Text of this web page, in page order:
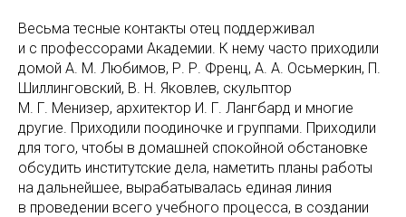
Весьма тесные контакты отец поддерживал
и с профессорами Академии. К нему часто приходили
домой А. М. Любимов, Р. Р. Френц, А. А. Осьмеркин, П.
Шиллинговский, В. Н. Яковлев, скульптор
М. Г. Менизер, архитектор И. Г. Лангбард и многие
другие. Приходили поодиночке и группами. Приходили
для того, чтобы в домашней спокойной обстановке
обсудить институтские дела, наметить планы работы
на дальнейшее, вырабатывалась единая линия
в проведении всего учебного процесса, в создании